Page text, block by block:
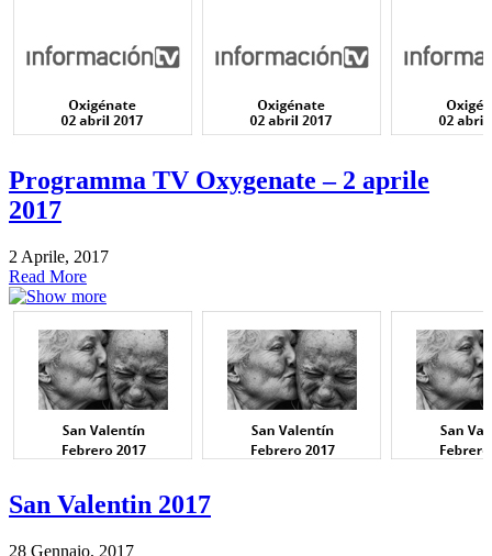
Programma TV Oxygenate – 2 aprile
2017
2 Aprile, 2017
Read More
San Valentin 2017
28 Gennaio, 2017